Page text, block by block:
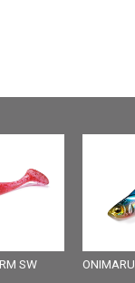
SW ONIMARU